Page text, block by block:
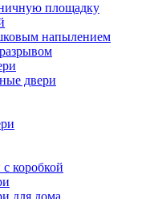
площадку
напылением
двери
коробкой